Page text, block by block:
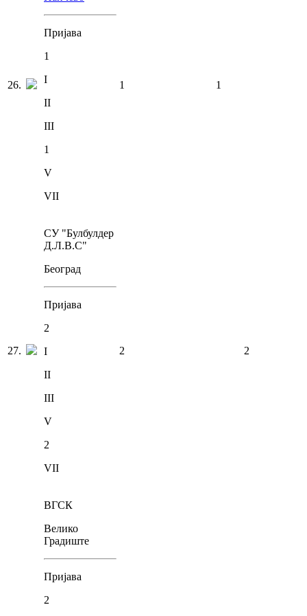
26.
Пријава
1
I
II
III
1
V
VII
1 1
27.
СУ "Булбулдер
Д.Л.В.С"
Београд
Пријава
2
I
II
III
V
2
VII
2 2
ВГСК
Велико
Градиште
Пријава
2